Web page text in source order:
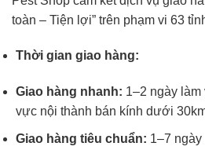
toàn – Tiện lợi” trên phạm vi 63
Thời gian giao hàng:
Giao hàng nhanh: 1–2 ngày làm
vực nội thành bán kính dưới
Giao hàng tiêu chuẩn: 1–7